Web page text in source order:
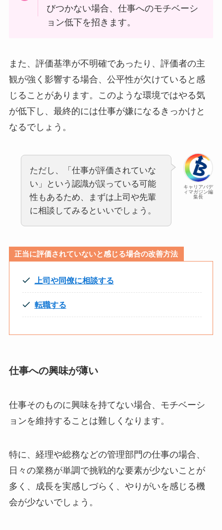
びつかない場合、仕事へのモチベーシ
ョン低下を招きます。
また、評価基準が不明確であったり、評価者の主
観が強く影響する場合、公平性が欠けていると感
じることがあります。このような環境ではやる気
が低下し、最終的には仕事が嫌になるきっかけと
なるでしょう。
キャリアバデ
ィマガジン編
集長
ただし、「仕事が評価されていな
い」という認識が誤っている可能
性もあるため、まずは上司や先輩
に相談してみるといいでしょう。
正当に評価されていないと感じる場合の改善方法
上司や同僚に相談する
転職する
仕事への興味が薄い
仕事そのものに興味を持てない場合、モチベーシ
ョンを維持することは難しくなります。
特に、経理や総務などの管理部門の仕事の場合、
日々の業務が単調で挑戦的な要素が少ないことが
多く、成長を実感しづらく、やりがいを感じる機
会が少ないでしょう。